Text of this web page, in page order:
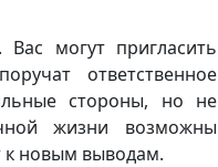
могут пригласить
ответственное
стороны, но не
жизни возможны
к новым выводам.